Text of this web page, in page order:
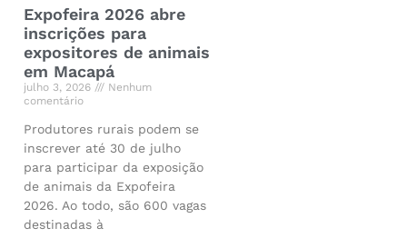
Expofeira 2026 abre
inscrições para
expositores de animais
em Macapá
julho 3, 2026
Nenhum
comentário
Produtores rurais podem se
inscrever até 30 de julho
para participar da exposição
de animais da Expofeira
2026. Ao todo, são 600 vagas
destinadas à